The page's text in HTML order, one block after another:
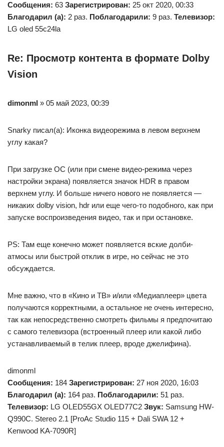
Сообщения: 63 Зарегистрирован: 25 окт 2020, 00:33
Благодарил (а): 2 раз. Поблагодарили: 9 раз. Телевизор:
LG oled 55c24la
Re: Просмотр контента в формате Dolby
Vision
dimonml » 05 май 2023, 00:39
Snarky писал(а): Иконка видеорежима в левом верхнем
углу какая?
При загрузке ОС (или при смене видео-режима через
настройки экрана) появляется значок HDR в правом
верхнем углу. И больше ничего нового не появляется —
никаких dolby vision, hdr или еще чего-то подобного, как при
запуске воспроизведения видео, так и при остановке.
PS: Там еще конечно может появляется вские долби-
атмосы или быстрой отклик в игре, но сейчас не это
обсуждается.
Мне важно, что в «Кино и ТВ» и/или «Медиаплеер» цвета
получаются корректными, а остальное не очень интересно,
так как непосредственно смотреть фильмы я предпочитаю
с самого телевизора (встроенный плеер или какой либо
устанавливаемый в телик плеер, вроде джелифина).
dimonml
Сообщения: 184 Зарегистрирован: 27 ноя 2020, 16:03
Благодарил (а): 164 раз. Поблагодарили: 51 раз.
Телевизор: LG OLED55GX OLED77C2 Звук: Samsung HW-
Q990C. Stereo 2.1 [ProAc Studio 115 + Dali SWA 12 +
Kenwood KA-7090R]